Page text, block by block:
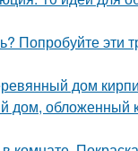
Попробуйте эти
дом
дом, обложенный